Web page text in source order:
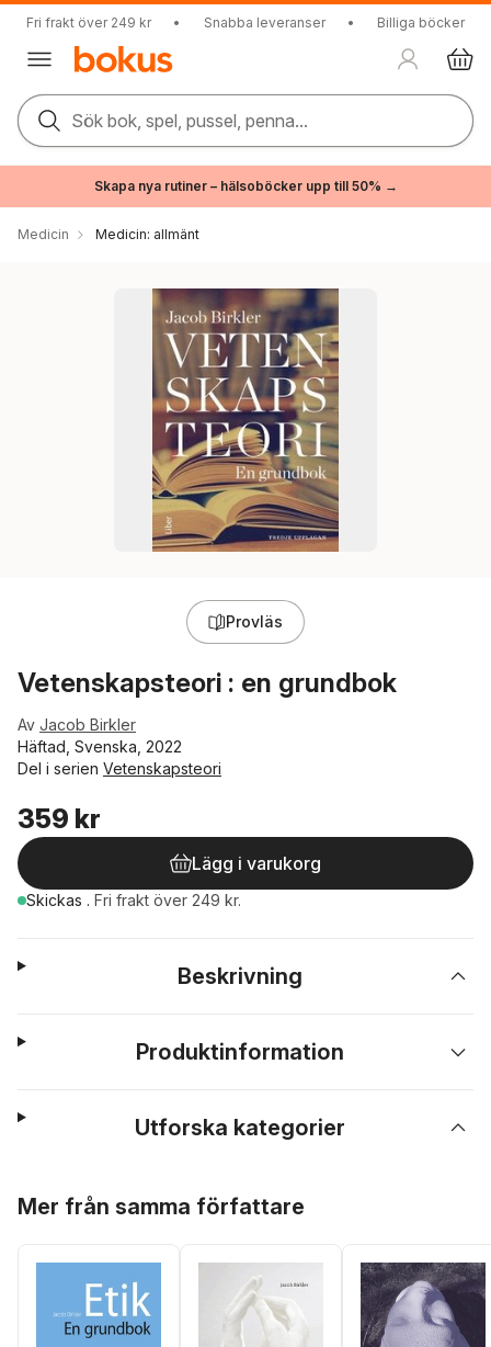
Fri frakt över 249 kr • Snabba leveranser • Billiga böcker
Sök bok, spel, pussel, penna...
Skapa nya rutiner – hälsoböcker upp till 50% →
Medicin Medicin: allmänt
Provläs
Vetenskapsteori : en grundbok
Av Jacob Birkler
Häftad, Svenska, 2022
Del i serien Vetenskapsteori
359 kr
Lägg i varukorg
Skickas . Fri frakt över 249 kr.
Beskrivning
Produktinformation
Utforska kategorier
Mer från samma författare